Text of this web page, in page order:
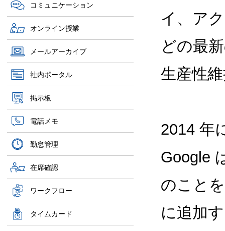
コミュニケーション
オンライン授業
メールアーカイブ
社内ポータル
掲示板
電話メモ
勤怠管理
在席確認
ワークフロー
タイムカード
イ、ア
どの最
生産性
2014 年
Google
のこと
に追加